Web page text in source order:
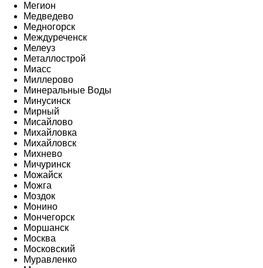
Мегион
Медведево
Медногорск
Междуреченск
Мелеуз
Металлострой
Миасс
Миллерово
Минеральные Воды
Минусинск
Мирный
Мисайлово
Михайловка
Михайловск
Михнево
Мичуринск
Можайск
Можга
Моздок
Монино
Мончегорск
Моршанск
Москва
Московский
Муравленко